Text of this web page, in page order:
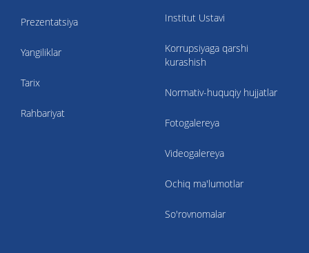
Prezentatsiya
Yangiliklar
Tarix
Rahbariyat
Institut Ustavi
Korrupsiyaga qarshi
kurashish
Normativ-huquqiy hujjatlar
Fotogalereya
Videogalereya
Ochiq ma'lumotlar
So'rovnomalar